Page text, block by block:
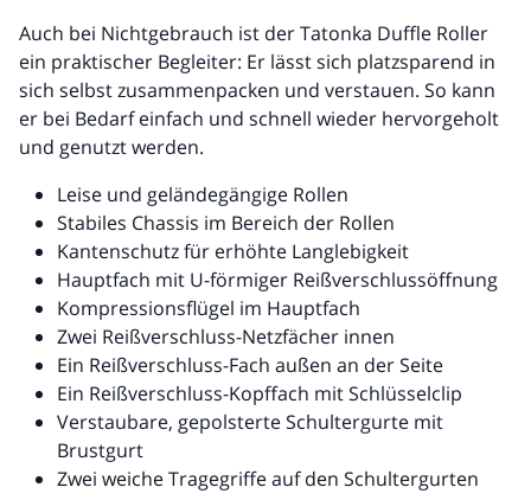
Auch bei Nichtgebrauch ist der Tatonka Duffle Roller
ein praktischer Begleiter: Er lässt sich platzsparend in
sich selbst zusammenpacken und verstauen. So kann
er bei Bedarf einfach und schnell wieder hervorgeholt
und genutzt werden.
Leise und geländegängige Rollen
Stabiles Chassis im Bereich der Rollen
Kantenschutz für erhöhte Langlebigkeit
Hauptfach mit U-förmiger Reißverschlussöffnung
Kompressionsflügel im Hauptfach
Zwei Reißverschluss-Netzfächer innen
Ein Reißverschluss-Fach außen an der Seite
Ein Reißverschluss-Kopffach mit Schlüsselclip
Verstaubare, gepolsterte Schultergurte mit
Brustgurt
Zwei weiche Tragegriffe auf den Schultergurten